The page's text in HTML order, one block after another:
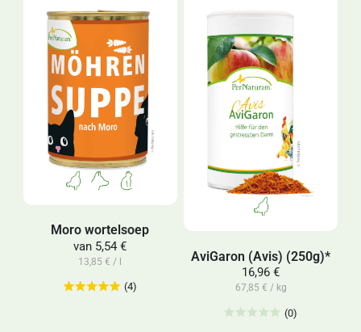
Moro wortelsoep
van 5,54 €
13,85 € / l
(4)
AviGaron (Avis) (250g)*
16,96 €
67,85 € / kg
(0)